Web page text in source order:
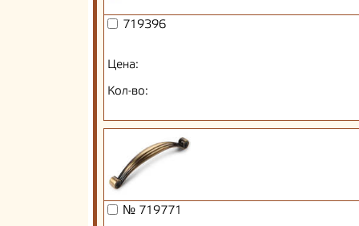
719396
Цена:
Кол-во:
№ 719771